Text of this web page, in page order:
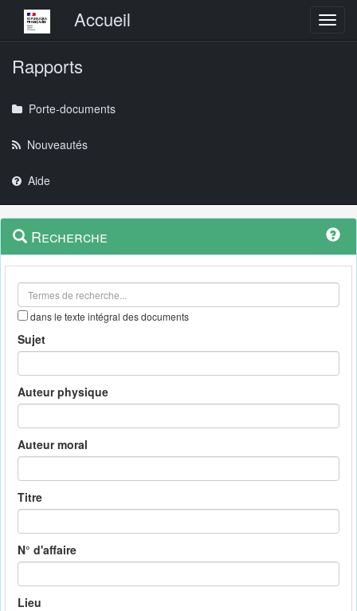
Menu principalAccueil
Rapports
Porte-documents
Nouveautés
Aide
Navigation
outils
Menu
contextuel
Recherche
dans le texte intégral des documents
Sujet
Auteur physique
Auteur moral
Titre
N° d'affaire
Lieu